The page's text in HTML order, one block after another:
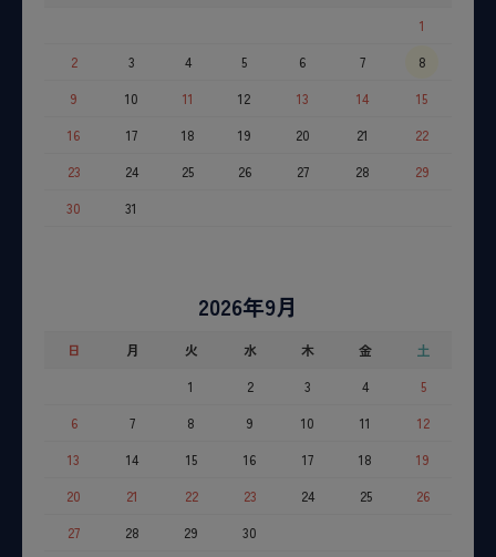
1
2
3 4 5 6 7
8
9
10 11 12 13 14
15
16
17 18 19 20 21
22
23
24 25 26 27 28
29
30
31
2026年9月
日 月 火 水 木 金
土
1
2 3 4
5
6
7 8 9 10 11
12
13
14 15 16 17 18
19
20
21 22 23 24 25
26
27
28 29 30